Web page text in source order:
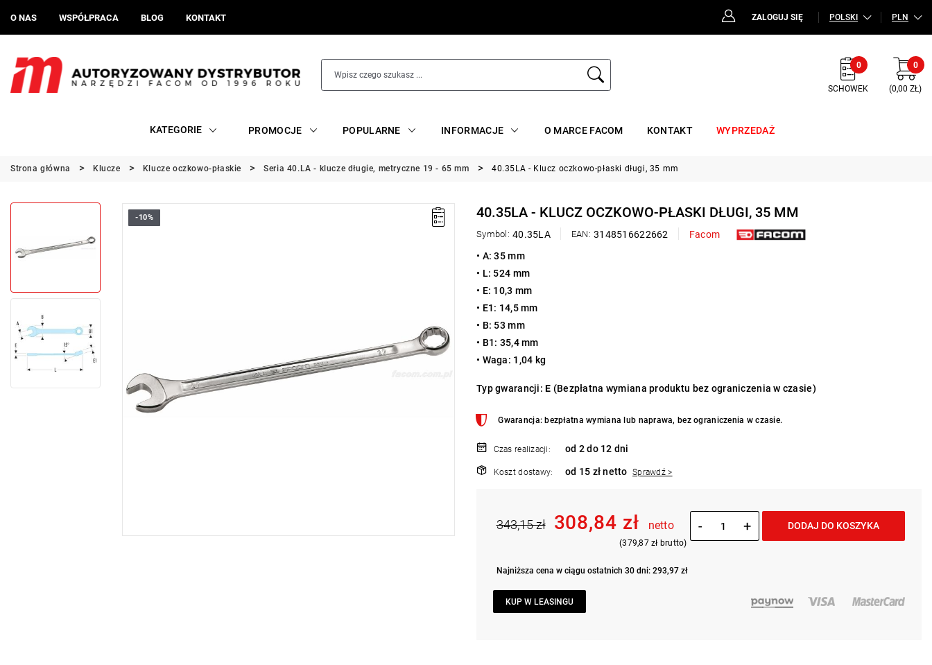
O NAS WSPÓŁPRACA BLOG KONTAKT ZALOGUJ SIĘ POLSKI PLN
0
SCHOWEK
0
(0,00 ZŁ)
KATEGORIE PROMOCJE POPULARNE INFORMACJE O MARCE FACOM KONTAKT WYPRZEDAŻ
Strona główna Klucze Klucze oczkowo-płaskie Seria 40.LA - klucze długie, metryczne 19 - 65 mm 40.35LA - Klucz oczkowo-płaski długi, 35 mm
-10% 40.35LA - KLUCZ OCZKOWO-PŁASKI DŁUGI, 35 MM
Symbol: 40.35LA EAN: 3148516622662
Facom
• A: 35 mm
• L: 524 mm
• E: 10,3 mm
• E1: 14,5 mm
• B: 53 mm
• B1: 35,4 mm
• Waga: 1,04 kg
Typ gwarancji:E (Bezpłatna wymiana produktu bez ograniczenia w czasie)
Gwarancja: bezpłatna wymiana lub naprawa, bez ograniczenia w czasie.
Czas realizacji: od 2 do 12 dni
Koszt dostawy: od 15 zł netto Sprawdź >
343,15 zł 308,84 zł netto
(379,87 zł brutto)
Najniższa cena w ciągu ostatnich 30 dni: 293,97 zł
- + DODAJ DO KOSZYKA
KUP W LEASINGU